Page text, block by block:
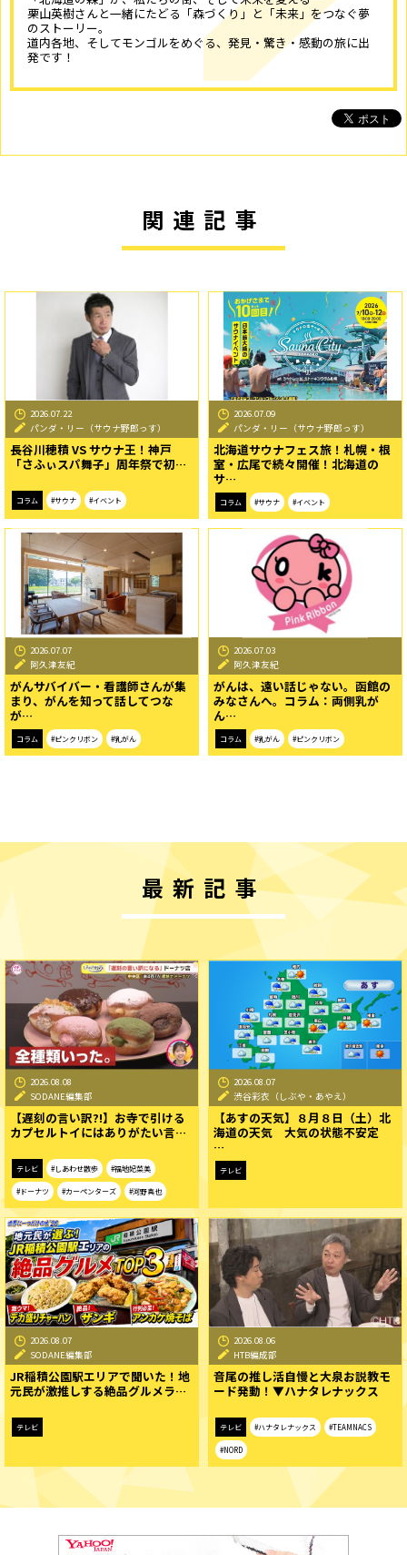
栗山英樹さんと一緒にたどる「森づくり」と「未来」をつなぐ夢
のストーリー。
道内各地、そしてモンゴルをめぐる、発見・驚き・感動の旅に出
発です！
関連記事
2026.07.22
パンダ・リー（サウナ野郎っす）
長谷川穂積 VS サウナ王！神戸
「さふぃスパ舞子」周年祭で初…
コラム #サウナ #イベント
2026.07.09
パンダ・リー（サウナ野郎っす）
北海道サウナフェス旅！札幌・根
室・広尾で続々開催！北海道の
サ…
コラム #サウナ #イベント
2026.07.07
阿久津友紀
がんサバイバー・看護師さんが集
まり、がんを知って話してつな
が…
コラム #ピンクリボン #乳がん
2026.07.03
阿久津友紀
がんは、遠い話じゃない。函館の
みなさんへ。コラム：両側乳が
ん…
コラム #乳がん #ピンクリボン
最新記事
2026.08.08
SODANE編集部
【遅刻の言い訳?!】お寺で引ける
カプセルトイにはありがたい言…
テレビ #しあわせ散歩 #福地妃菜美
#ドーナツ #カーペンターズ #河野真也
2026.08.07
渋谷彩衣（しぶや・あやえ）
【あすの天気】８月８日（土）北
海道の天気 大気の状態不安定
…
テレビ
2026.08.07
SODANE編集部
JR稲積公園駅エリアで聞いた！地
元民が激推しする絶品グルメラ…
テレビ
2026.08.06
HTB編成部
音尾の推し活自慢と大泉お説教モ
ード発動！▼ハナタレナックス
テレビ #ハナタレナックス #TEAMNACS
#NORD